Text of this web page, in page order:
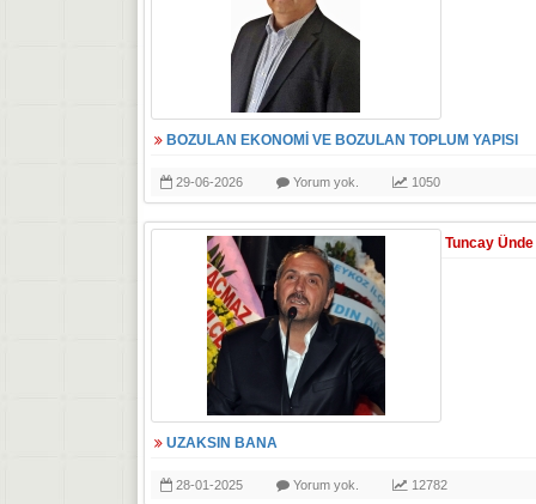
BOZULAN EKONOMİ VE BOZULAN TOPLUM YAPISI
29-06-2026 Yorum yok. 1050
Tuncay Ünde
UZAKSIN BANA
28-01-2025 Yorum yok. 12782